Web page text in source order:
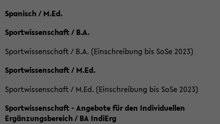
Spanisch / M.Ed.
Sportwissenschaft / B.A.
Sportwissenschaft / B.A. (Einschreibung bis SoSe 2023)
Sportwissenschaft / M.Ed.
Sportwissenschaft / M.Ed. (Einschreibung bis SoSe 2023)
Sportwissenschaft - Angebote für den Individuellen
Ergänzungsbereich / BA IndiErg